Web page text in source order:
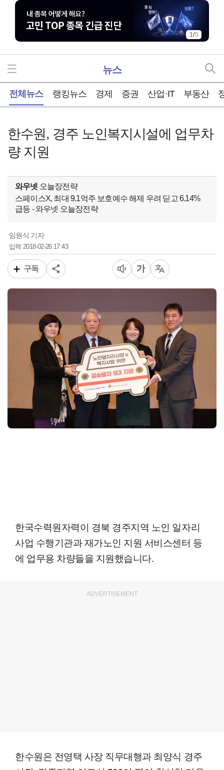
1/5
뉴스
전체뉴스 랭킹뉴스 경제 증권 산업·IT 부동산
한수원, 경주 노인복지시설에 업무차
량 지원
와우넷 오늘장전략
스페이스X, 최대 9.1억주 보호예수 해제 우려 딛고 6.14%
급등 - 와우넷 오늘장전략
임원식 기자
입력2018-02-26 17:43
구독
한국수력원자력이 경북 경주지역 노인 일자리
사업 수행기관과 재가노인 지원 서비스센터 등
에 업무용 차량들을 지원했습니다.
ADVERTISEMENT
한수원은 전영택 사장 직무대행과 최양식 경주